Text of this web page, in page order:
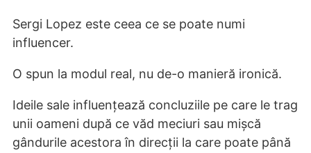
Sergi Lopez este ceea ce se poate numi
influencer.
O spun la modul real, nu de-o manieră ironică.
Ideile sale influențează concluziile pe care le trag
unii oameni după ce văd meciuri sau mișcă
gândurile acestora în direcții la care poate până